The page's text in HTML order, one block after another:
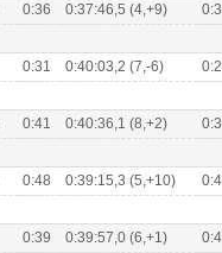
0:36 0:37:46,5 (4,+9)
0:31 0:40:03,2 (7,-6)
0:41 0:40:36,1 (8,+2)
0:48 0:39:15,3 (5,+10)
0:39 0:39:57,0 (6,+1)